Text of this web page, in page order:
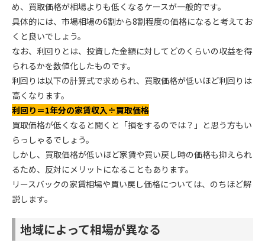
め、買取価格が相場よりも低くなるケースが一般的です。
具体的には、市場相場の6割から8割程度の価格になると考えてお
くと良いでしょう。
なお、利回りとは、投資した金額に対してどのくらいの収益を得
られるかを数値化したものです。
利回りは以下の計算式で求められ、買取価格が低いほど利回りは
高くなります。
利回り＝1年分の家賃収入÷買取価格
買取価格が低くなると聞くと「損をするのでは？」と思う方もい
らっしゃるでしょう。
しかし、買取価格が低いほど家賃や買い戻し時の価格も抑えられ
るため、反対にメリットになることもあります。
リースバックの家賃相場や買い戻し価格については、のちほど解
説します。
地域によって相場が異なる